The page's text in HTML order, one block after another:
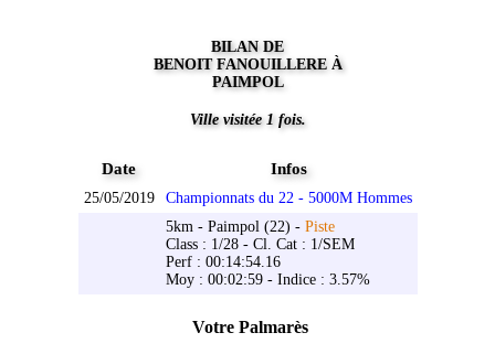
BILAN DE
BENOIT FANOUILLERE À
PAIMPOL
Ville visitée 1 fois.
Date Infos
25/05/2019
Championnats du 22 - 5000M Hommes
5km - Paimpol (22) - Piste
Class : 1/28 - Cl. Cat : 1/SEM
Perf : 00:14:54.16
Moy : 00:02:59 - Indice : 3.57%
Votre Palmarès